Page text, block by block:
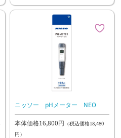
ニッソー pHメーター NEO
本体価格16,800円 （税込価格18,480
円）